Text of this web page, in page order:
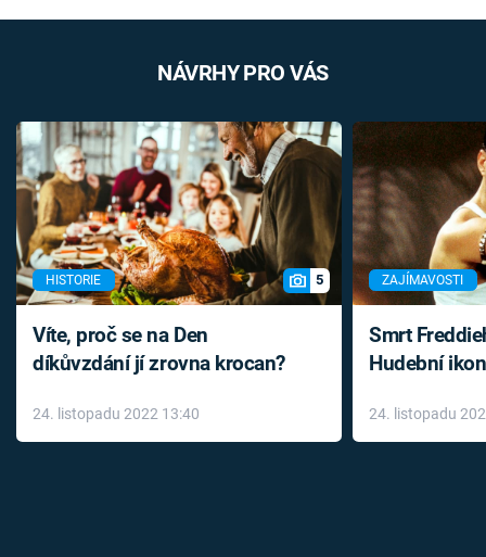
NÁVRHY PRO VÁS
HISTORIE 5
Víte, proč se na Den
díkůvzdání jí zrovna krocan?
24. listopadu 2022 13:40
ZAJÍMAVOSTI
Smrt
Hudební
léky
24. listopadu